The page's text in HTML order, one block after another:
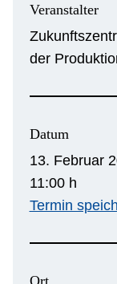
Veranstalter
der
Datum
13. Februar
11:00 h
Termin
Ort